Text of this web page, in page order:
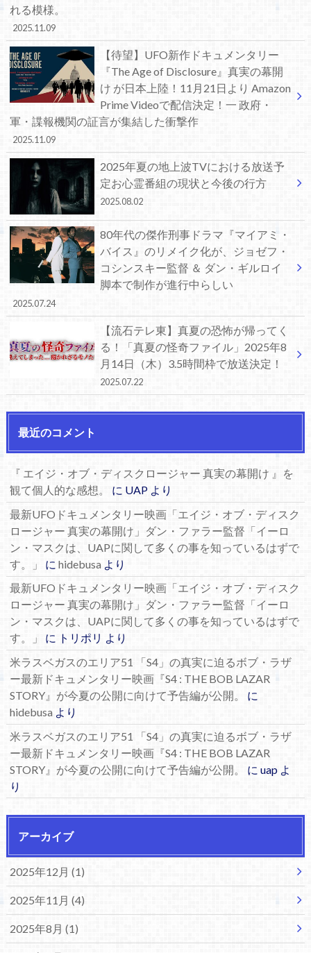
れる模様。
2025.11.09
【待望】UFO新作ドキュメンタリー
『The Age of Disclosure』真実の幕開
け が日本上陸！11月21日より Amazon
Prime Videoで配信決定！一 政府・
軍・諜報機関の証言が集結した衝撃作
2025.11.09
2025年夏の地上波TVにおける放送予
定お心霊番組の現状と今後の行方
2025.08.02
80年代の傑作刑事ドラマ『マイアミ・
バイス』のリメイク化が、ジョゼフ・
コシンスキー監督 ＆ ダン・ギルロイ
脚本で制作が進行中らしい
2025.07.24
【流石テレ東】真夏の恐怖が帰ってく
る！「真夏の怪奇ファイル」2025年8
月14日（木）3.5時間枠で放送決定！
2025.07.22
最近のコメント
『 エイジ・オブ・ディスクロージャー 真実の幕開け 』を
観て個人的な感想。
に UAPより
最新UFOドキュメンタリー映画「エイジ・オブ・ディスク
ロージャー 真実の幕開け」ダン・ファラー監督「イーロ
ン・マスクは、UAPに関して多くの事を知っているはずで
す。」
に hidebusaより
最新UFOドキュメンタリー映画「エイジ・オブ・ディスク
ロージャー 真実の幕開け」ダン・ファラー監督「イーロ
ン・マスクは、UAPに関して多くの事を知っているはずで
す。」
に トリポリ より
米ラスベガスのエリア51 「S4」の真実に迫るボブ・ラザ
ー最新ドキュメンタリー映画『S4 : THE BOB LAZAR
STORY』が今夏の公開に向けて予告編が公開。
に
hidebusaより
米ラスベガスのエリア51 「S4」の真実に迫るボブ・ラザ
ー最新ドキュメンタリー映画『S4 : THE BOB LAZAR
STORY』が今夏の公開に向けて予告編が公開。
に uapよ
り
アーカイブ
2025年12月 (1)
2025年11月 (4)
2025年8月 (1)